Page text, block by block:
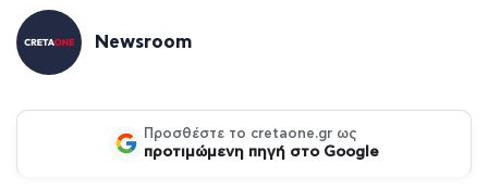
Newsroom
Προσθέστε το cretaone.gr ως
προτιμώμενη πηγή στο Google